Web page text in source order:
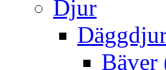
Djur
Bäver